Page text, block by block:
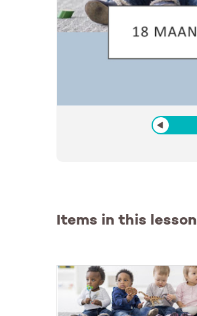
Items in this lesson